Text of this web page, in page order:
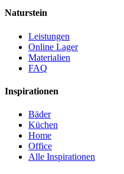
Naturstein
Leistungen
Online Lager
Materialien
FAQ
Inspirationen
Bäder
Küchen
Home
Office
Alle Inspirationen